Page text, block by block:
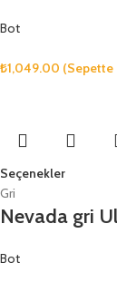
Bot
₺1,049.00 (Sepette
Seçenekler
Gri
Nevada gri
Bot